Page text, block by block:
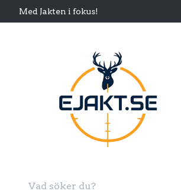
Med Jakten i fokus!